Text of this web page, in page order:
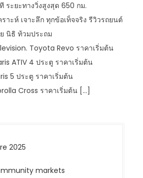
ระยะทางวิ่งสูงสุด 650 กม.
ะห์ เจาะลึก ทุกข้อเท็จจริง รีวิวรถยนต์
นิธิ ท้วมประถม
Toyota Revo ราคาเริ่มต้น
ATIV 4 ประตู ราคาเริ่มต้น
5 ประตู ราคาเริ่มต้น
Cross ราคาเริ่มต้น […]
2025
markets